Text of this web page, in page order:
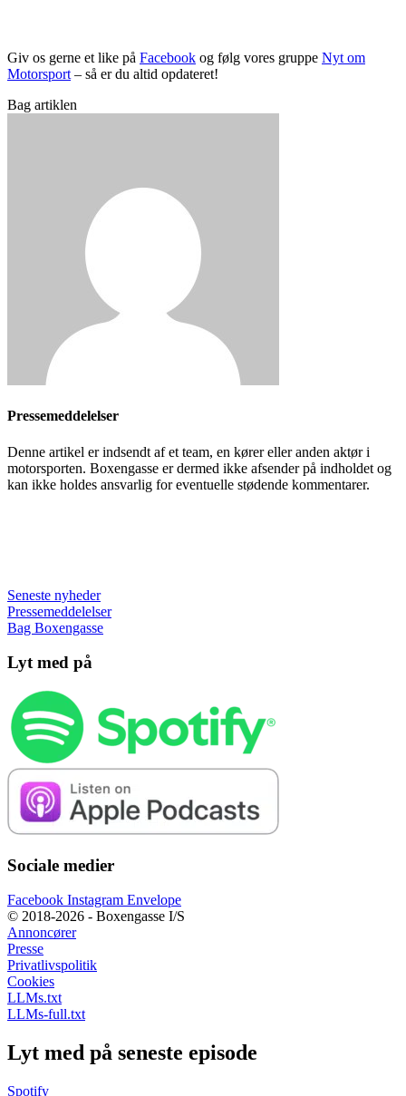
Giv os gerne et like på Facebook og følg vores gruppe Nyt om
Motorsport – så er du altid opdateret!
Bag artiklen
Pressemeddelelser
Denne artikel er indsendt af et team, en kører eller anden aktør i
motorsporten. Boxengasse er dermed ikke afsender på indholdet og
kan ikke holdes ansvarlig for eventuelle stødende kommentarer.
Seneste nyheder
Pressemeddelelser
Bag Boxengasse
Lyt med på
Sociale medier
Facebook Instagram Envelope
© 2018-2026 - Boxengasse I/S
Annoncører
Presse
Privatlivspolitik
Cookies
LLMs.txt
LLMs-full.txt
Lyt med på seneste episode
Spotify